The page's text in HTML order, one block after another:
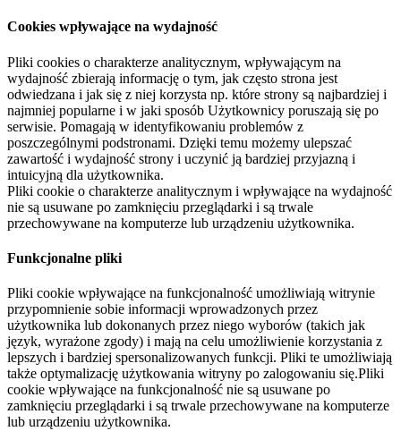
Cookies wpływające na wydajność
Pliki cookies o charakterze analitycznym, wpływającym na
wydajność zbierają informację o tym, jak często strona jest
odwiedzana i jak się z niej korzysta np. które strony są najbardziej i
najmniej popularne i w jaki sposób Użytkownicy poruszają się po
serwisie. Pomagają w identyfikowaniu problemów z
poszczególnymi podstronami. Dzięki temu możemy ulepszać
zawartość i wydajność strony i uczynić ją bardziej przyjazną i
intuicyjną dla użytkownika.
Pliki cookie o charakterze analitycznym i wpływające na wydajność
nie są usuwane po zamknięciu przeglądarki i są trwale
przechowywane na komputerze lub urządzeniu użytkownika.
Funkcjonalne pliki
Pliki cookie wpływające na funkcjonalność umożliwiają witrynie
przypomnienie sobie informacji wprowadzonych przez
użytkownika lub dokonanych przez niego wyborów (takich jak
język, wyrażone zgody) i mają na celu umożliwienie korzystania z
lepszych i bardziej spersonalizowanych funkcji. Pliki te umożliwiają
także optymalizację użytkowania witryny po zalogowaniu się.Pliki
cookie wpływające na funkcjonalność nie są usuwane po
zamknięciu przeglądarki i są trwale przechowywane na komputerze
lub urządzeniu użytkownika.